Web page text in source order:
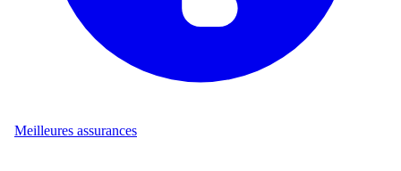
Meilleures assurances